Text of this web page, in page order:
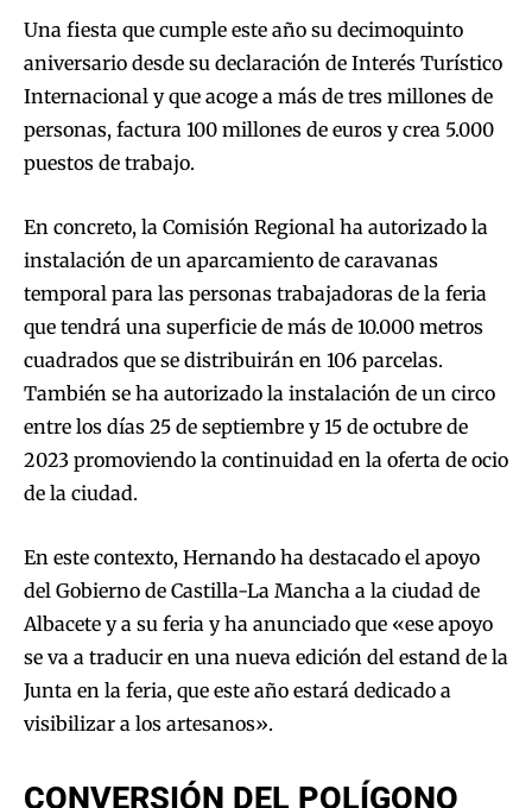
Una fiesta que cumple este año su decimoquinto
aniversario desde su declaración de Interés Turístico
Internacional y que acoge a más de tres millones de
personas, factura 100 millones de euros y crea 5.000
puestos de trabajo.
En concreto, la Comisión Regional ha autorizado la
instalación de un aparcamiento de caravanas
temporal para las personas trabajadoras de la feria
que tendrá una superficie de más de 10.000 metros
cuadrados que se distribuirán en 106 parcelas.
También se ha autorizado la instalación de un circo
entre los días 25 de septiembre y 15 de octubre de
2023 promoviendo la continuidad en la oferta de ocio
de la ciudad.
En este contexto, Hernando ha destacado el apoyo
del Gobierno de Castilla-La Mancha a la ciudad de
Albacete y a su feria y ha anunciado que «ese apoyo
se va a traducir en una nueva edición del estand de la
Junta en la feria, que este año estará dedicado a
visibilizar a los artesanos».
CONVERSIÓN DEL POLÍGONO